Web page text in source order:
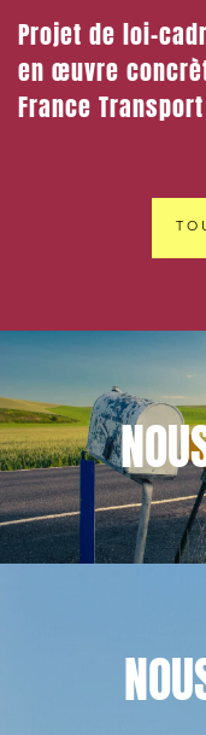
Projet de loi-
en œuvre
France Transport